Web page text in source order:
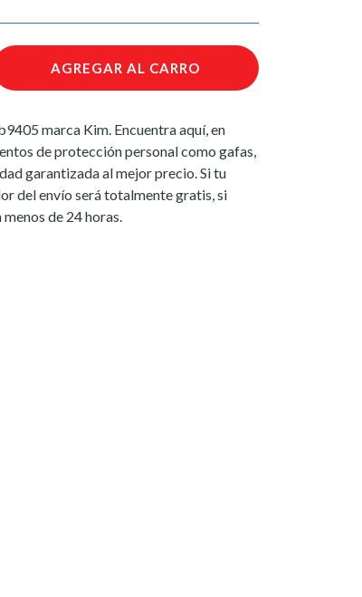
AGREGAR AL CARRO
marca Kim. Encuentra aquí, en
de protección personal como gafas,
garantizada al mejor precio. Si tu
del envío será totalmente gratis, si
de 24 horas.